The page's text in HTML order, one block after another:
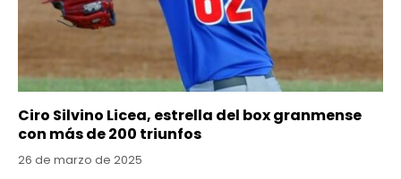
Ciro Silvino Licea, estrella del box granmense
con más de 200 triunfos
26 de marzo de 2025